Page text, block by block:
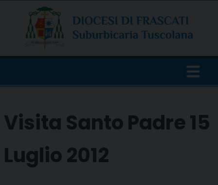
content
Visita Santo Padre 15
Luglio 2012